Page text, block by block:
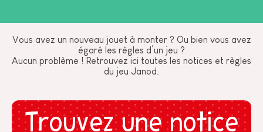
Vous avez un nouveau jouet à monter ? Ou bien vous avez
égaré les règles d’un jeu ?
Aucun problème ! Retrouvez ici toutes les notices et règles
du jeu Janod.
Trouvez une notice